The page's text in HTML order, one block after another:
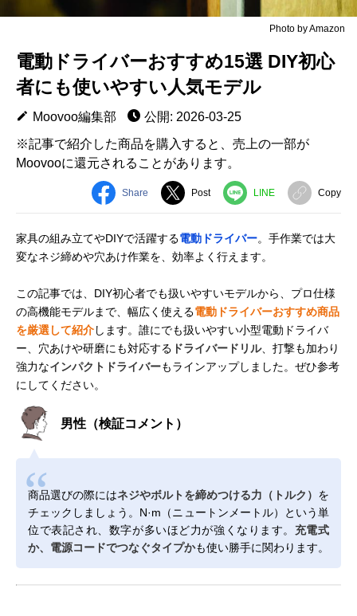
Photo by Amazon
電動ドライバーおすすめ15選 DIY初心
者にも使いやすい人気モデル
Moovoo編集部
公開: 2026-03-25
※記事で紹介した商品を購入すると、売上の一部が
Moovooに還元されることがあります。
Share Post LINE Copy
家具の組み立てやDIYで活躍する電動ドライバー。手作業では大
変なネジ締めや穴あけ作業を、効率よく行えます。
この記事では、DIY初心者でも扱いやすいモデルから、プロ仕様
の高機能モデルまで、幅広く使える電動ドライバーおすすめ商品
を厳選して紹介します。誰にでも扱いやすい小型電動ドライバ
ー、穴あけや研磨にも対応する ドライバードリル、打撃も加わり
強力なインパクトドライバーもラインアップしました。ぜひ参考
にしてください。
男性（検証コメント）
商品選びの際にはネジやボルトを締めつける力（トルク） を
チェックしましょう。N·m（ニュートンメートル）という単
位で表記され、数字が多いほど力が強くなります。 充電式
か、電源コードでつなぐタイプかも使い勝手に関わります。